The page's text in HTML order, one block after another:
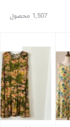
1,507 محصول